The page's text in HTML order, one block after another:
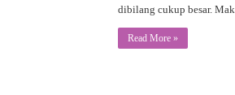
dibilang cukup besar.
Read More »